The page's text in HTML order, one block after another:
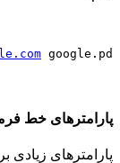
google.pd
پارامترهای خط
پارامترهای زیادی